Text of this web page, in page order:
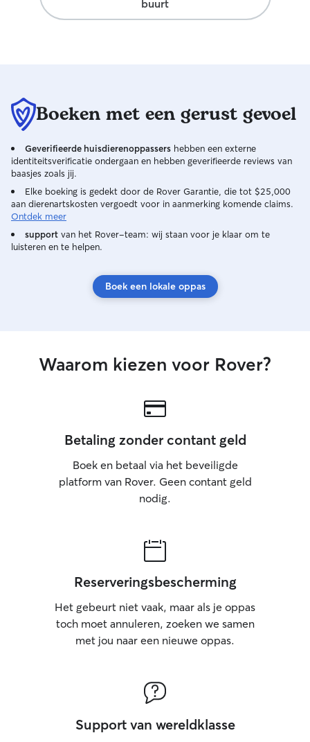
buurt
Boeken met een gerust gevoel
Geverifieerde huisdierenoppassers hebben een externe
identiteitsverificatie ondergaan en hebben geverifieerde reviews van
baasjes zoals jij.
Elke boeking is gedekt door de Rover Garantie, die tot $25,000
aan dierenartskosten vergoedt voor in aanmerking komende claims.
Ontdek meer
support van het Rover-team: wij staan voor je klaar om te
luisteren en te helpen.
Boek een lokale oppas
Waarom kiezen voor Rover?
Betaling zonder contant geld
Boek en betaal via het beveiligde
platform van Rover. Geen contant geld
nodig.
Reserveringsbescherming
Het gebeurt niet vaak, maar als je oppas
toch moet annuleren, zoeken we samen
met jou naar een nieuwe oppas.
Support van wereldklasse